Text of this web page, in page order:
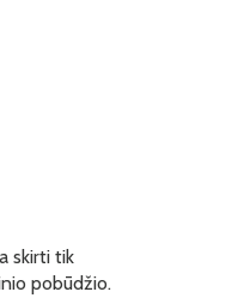
skirti tik
pobūdžio.